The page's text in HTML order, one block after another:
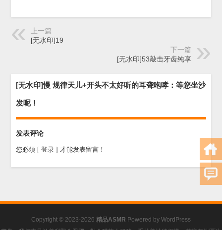
上一篇
[无水印]19
下一篇
[无水印]53敲击牙齿纯享
[无水印]慢 规律天儿+开头不太好听的耳聋咆哮：等您坐沙
发呢！
发表评论
您必须 [ 登录 ] 才能发表留言！
Copyright © 2023-2026 精品ASMR Powered by WordPress